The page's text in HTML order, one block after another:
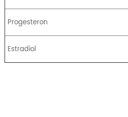
Progesteron
Estradiol